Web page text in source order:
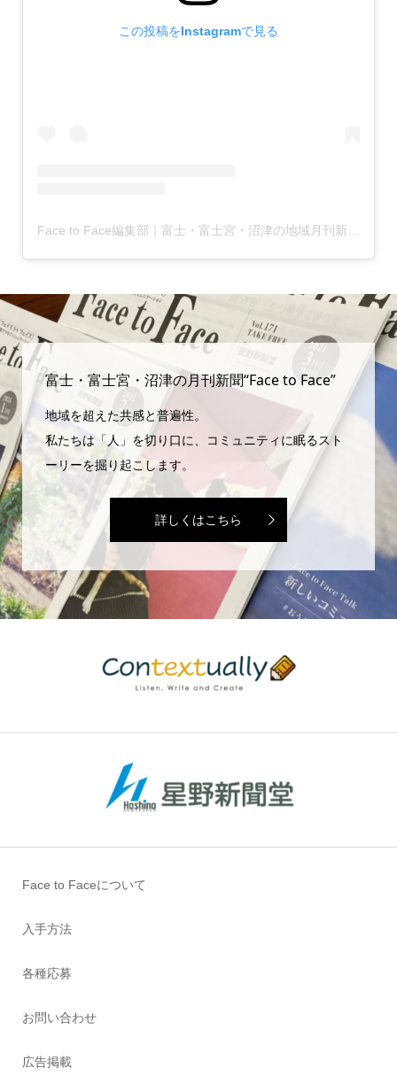
この投稿をInstagramで見る
富士・富士宮・沼津の月刊新聞“Face to Face”
地域を超えた共感と普遍性。
私たちは「人」を切り口に、コミュニティに眠るスト
ーリーを掘り起こします。
詳しくはこちら
Face to Faceについて
入手方法
各種応募
お問い合わせ
広告掲載